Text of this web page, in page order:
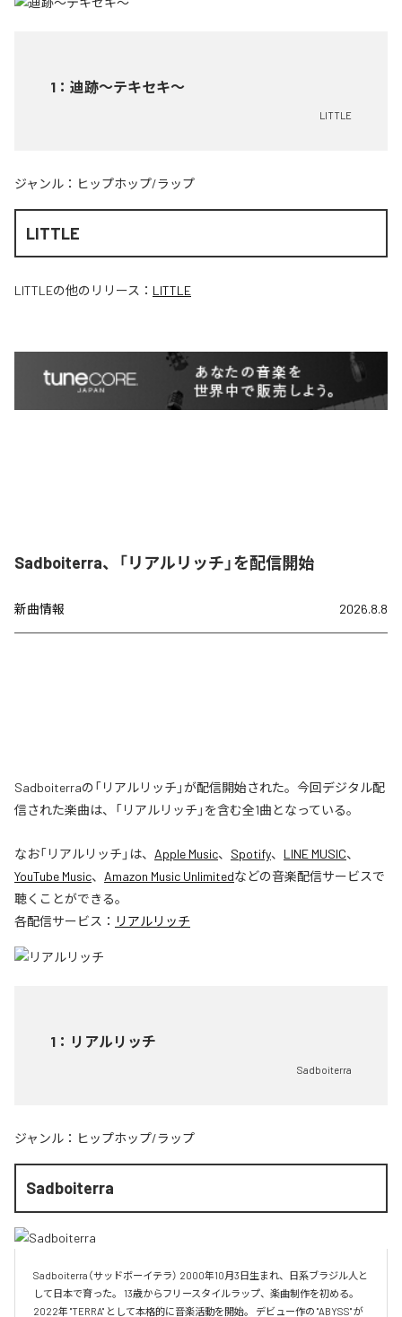
1 ： 迪跡〜テキセキ〜
LITTLE
ジャンル： ヒップホップ/ラップ
LITTLE
LITTLEの他のリリース： LITTLE
Sadboiterra、「リアルリッチ」を配信開始
新曲情報 2026.8.8
Sadboiterraの「リアルリッチ」が配信開始された。今回デジタル配
信された楽曲は、「リアルリッチ」を含む全1曲となっている。
なお「リアルリッチ 」は、 Apple Music、 Spotify、 LINE MUSIC、
YouTube Music、 Amazon Music Unlimitedなどの音楽配信サービスで
聴くことができる。
各配信サービス： リアルリッチ
1 ： リアルリッチ
Sadboiterra
ジャンル： ヒップホップ/ラップ
Sadboiterra
Sadboiterra（サッドボーイテラ） 2000年10月3日生まれ、日系ブラジル人と
して日本で育った。 13歳からフリースタイルラップ、楽曲制作を初める。
2022年 "TERRA" として本格的に音楽活動を開始。 デビュー作の "ABYSS" が